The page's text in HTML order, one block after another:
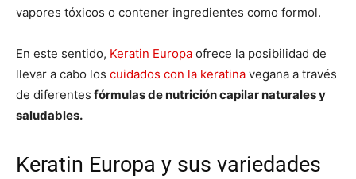
vapores tóxicos o contener ingredientes como formol.
En este sentido, Keratin Europa ofrece la posibilidad de
llevar a cabo los cuidados con la keratina vegana a través
de diferentes fórmulas de nutrición capilar naturales y
saludables.
Keratin Europa y sus variedades